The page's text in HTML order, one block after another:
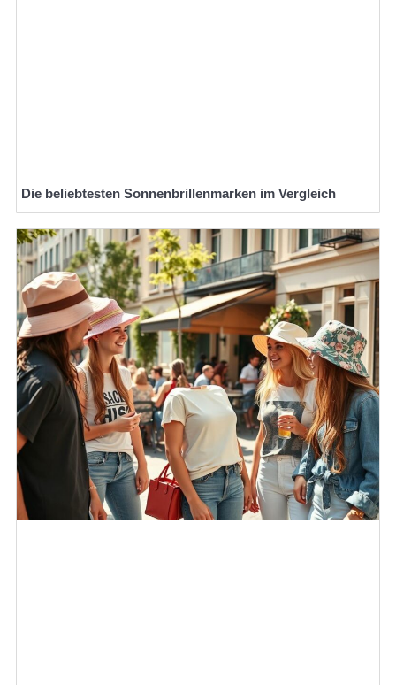
Die beliebtesten Sonnenbrillenmarken im Vergleich